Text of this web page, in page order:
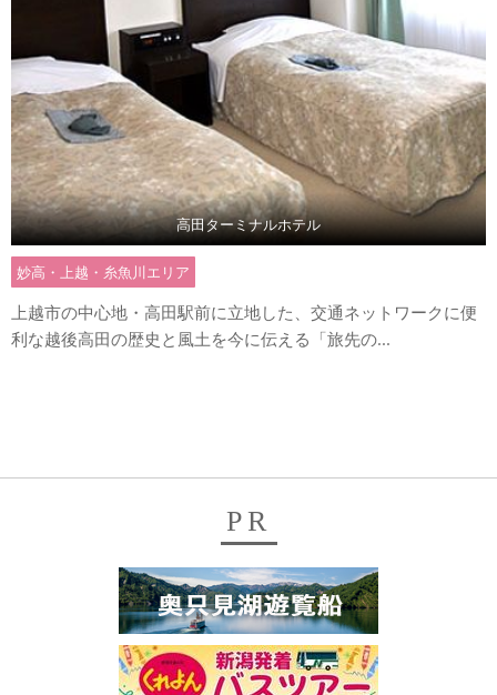
高田ターミナルホテル
妙高・上越・糸魚川エリア
上越市の中心地・高田駅前に立地した、交通ネットワークに便
利な越後高田の歴史と風土を今に伝える「旅先の...
PR